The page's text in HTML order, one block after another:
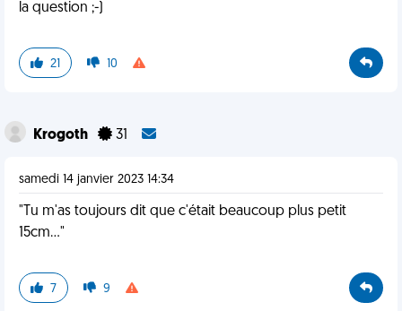
la question ;-)
21 10
Krogoth 31
samedi 14 janvier 2023 14:34
"Tu m'as toujours dit que c'était beaucoup plus petit
15cm..."
7 9